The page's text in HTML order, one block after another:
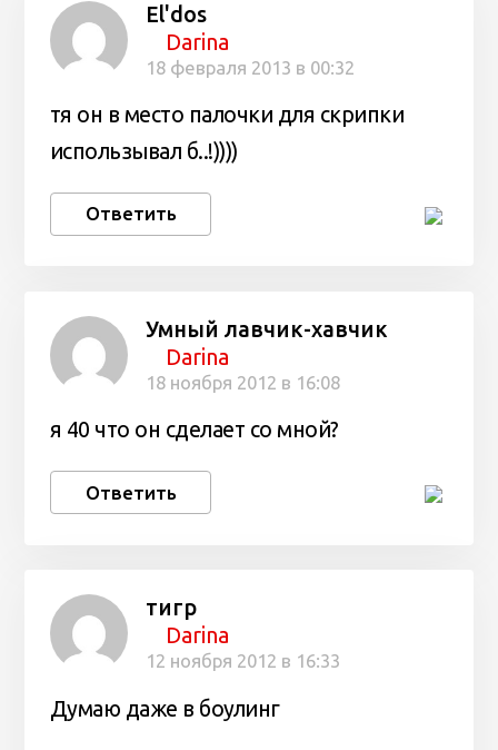
El'dos
Darina
18 февраля 2013 в 00:32
тя он в место палочки для скрипки
использывал б..!))))
Ответить
Умный лавчик-хавчик
Darina
18 ноября 2012 в 16:08
я 40 что он сделает со мной?
Ответить
тигр
Darina
12 ноября 2012 в 16:33
Думаю даже в боулинг